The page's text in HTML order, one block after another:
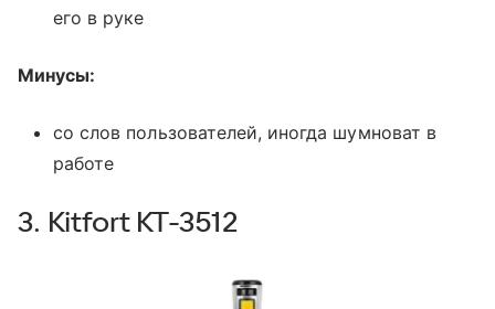
его в руке
Минусы:
со слов пользователей, иногда шумноват в
работе
3. Kitfort КТ-3512